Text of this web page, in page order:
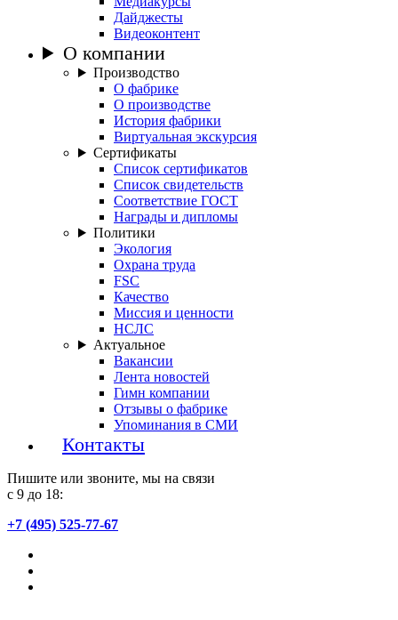
Дайджесты
Видеоконтент
О компании
Производство
О фабрике
О производстве
История фабрики
Виртуальная экскурсия
Сертификаты
Список сертификатов
Список свидетельств
Соответствие ГОСТ
Награды и дипломы
Политики
Экология
Охрана труда
FSC
Качество
Миссия и ценности
НСЛС
Актуальное
Вакансии
Лента новостей
Гимн компании
Отзывы о фабрике
Упоминания в СМИ
Контакты
Пишите или звоните, мы на связи
с 9 до 18:
+7 (495) 525-77-67